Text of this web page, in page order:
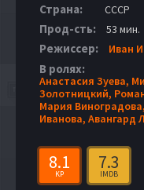
Страна: СССР
Прод-сть: 53 мин.
Режиссер: Иван
В ролях:
Анастасия Зуева,
Золотницкий,
Мария Виноградова,
Иванова, Авангард
8.1
KP
7.3
IMDB